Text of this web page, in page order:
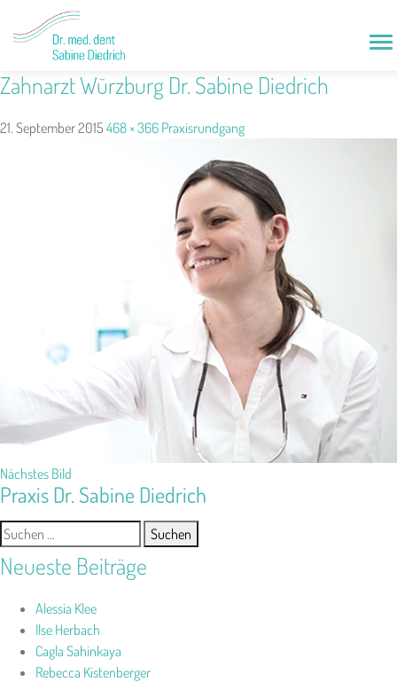
Zahnarzt Würzburg Dr. Sabine Diedrich
21. September 2015 468 × 366 Praxisrundgang
Nächstes Bild
Praxis Dr. Sabine Diedrich
Suchen
nach:
Neueste Beiträge
Alessia Klee
Ilse Herbach
Cagla Sahinkaya
Rebecca Kistenberger